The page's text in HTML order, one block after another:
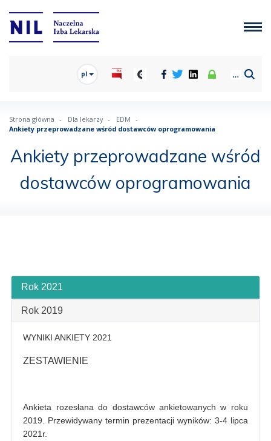
pl
Strona główna Dla lekarzy
EDM
Ankiety przeprowadzane wśród dostawców oprogramowania
Ankiety przeprowadzane wśród
dostawców oprogramowania
Rok 2021
Rok 2019
WYNIKI ANKIETY 2021
ZESTAWIENIE
Ankieta rozesłana do dostawców ankietowanych w roku
2019. Przewidywany termin prezentacji wyników: 3-4 lipca
2021r.